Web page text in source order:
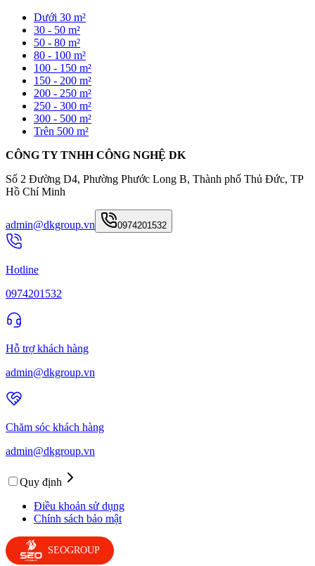
Dưới 30 m²
30 - 50 m²
50 - 80 m²
80 - 100 m²
100 - 150 m²
150 - 200 m²
200 - 250 m²
250 - 300 m²
300 - 500 m²
Trên 500 m²
CÔNG TY TNHH CÔNG NGHỆ DK
Số 2 Đường D4, Phường Phước Long B, Thành phố Thủ Đức, TP
Hồ Chí Minh
admin@dkgroup.vn 0974201532
Hotline
0974201532
Hỗ trợ khách hàng
admin@dkgroup.vn
Chăm sóc khách hàng
admin@dkgroup.vn
Quy định
Điều khoản sử dụng
Chính sách bảo mật
SEOGROUP